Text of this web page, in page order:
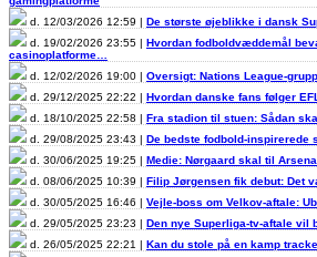
d. 12/03/2026 12:59 | De største øjeblikke i dansk
d. 19/02/2026 23:55 | Hvordan fodboldvæddemål
casinoplatforme…
d. 12/02/2026 19:00 | Oversigt: Nations League-
d. 29/12/2025 22:22 | Hvordan danske fans følger
d. 18/10/2025 22:58 | Fra stadion til stuen: Sådan
d. 29/08/2025 23:43 | De bedste fodbold-inspirerede
d. 30/06/2025 19:25 | Medie: Nørgaard skal til
d. 08/06/2025 10:39 | Filip Jørgensen fik debut: Det
d. 30/05/2025 16:46 | Vejle-boss om Velkov-aftale:
d. 29/05/2025 23:23 | Den nye Superliga-tv-aftale vil
d. 26/05/2025 22:21 | Kan du stole på en kamp